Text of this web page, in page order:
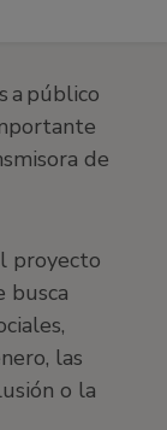
a público
de
proyecto
busca
las
o la